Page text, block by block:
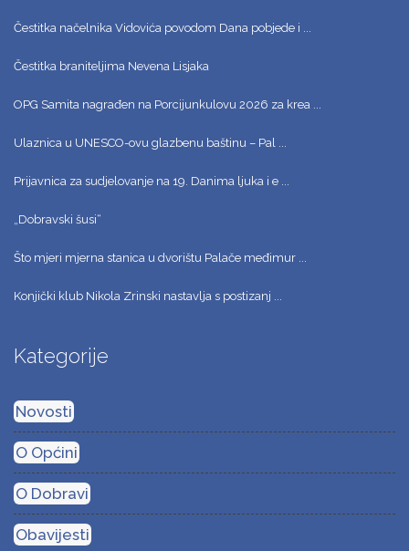
Čestitka načelnika Vidovića povodom Dana pobjede i ...
Čestitka braniteljima Nevena Lisjaka
OPG Samita nagrađen na Porcijunkulovu 2026 za krea ...
Ulaznica u UNESCO-ovu glazbenu baštinu – Pal ...
Prijavnica za sudjelovanje na 19. Danima ljuka i e ...
„Dobravski šusi“
Što mjeri mjerna stanica u dvorištu Palače međimur ...
Konjički klub Nikola Zrinski nastavlja s postizanj ...
Kategorije
Novosti
O Općini
O Dobravi
Obavijesti